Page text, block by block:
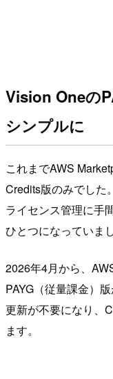
Vision Oneの
シンプルに
これまでAWS
Credits版のみでした
ライセンス管理に手
ひとつになっていまし
2026年4月から、
PAYG（従量課金）
更新が不要になり、
ます。